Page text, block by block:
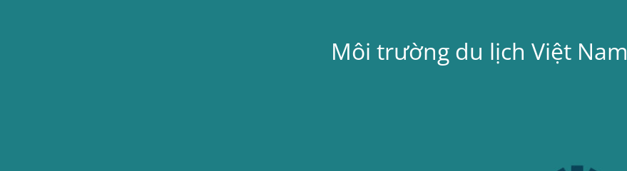
Môi trường du lịch Việt Nam